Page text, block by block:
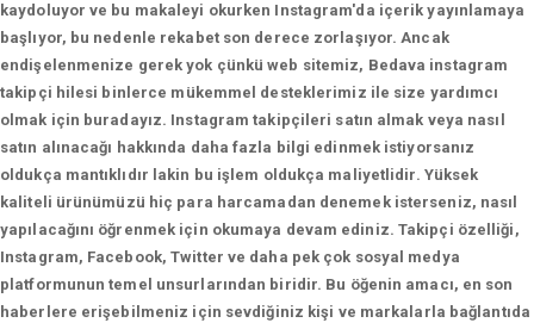
kaydoluyor ve bu makaleyi okurken Instagram'da içerik yayınlamaya
başlıyor, bu nedenle rekabet son derece zorlaşıyor. Ancak
endişelenmenize gerek yok çünkü web sitemiz, Bedava instagram
takipçi hilesi binlerce mükemmel desteklerimiz ile size yardımcı
olmak için buradayız. Instagram takipçileri satın almak veya nasıl
satın alınacağı hakkında daha fazla bilgi edinmek istiyorsanız
oldukça mantıklıdır lakin bu işlem oldukça maliyetlidir. Yüksek
kaliteli ürünümüzü hiç para harcamadan denemek isterseniz, nasıl
yapılacağını öğrenmek için okumaya devam ediniz. Takipçi özelliği,
Instagram, Facebook, Twitter ve daha pek çok sosyal medya
platformunun temel unsurlarından biridir. Bu öğenin amacı, en son
haberlere erişebilmeniz için sevdiğiniz kişi ve markalarla bağlantıda